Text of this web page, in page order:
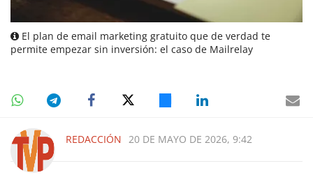
El plan de email marketing gratuito que de verdad te
permite empezar sin inversión: el caso de Mailrelay
REDACCIÓN 20 DE MAYO DE 2026, 9:42